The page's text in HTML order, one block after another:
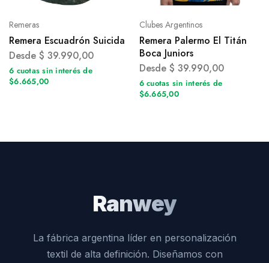
Remeras
Remera Escuadrón Suicida
Desde $ 39.990,00
6 cuotas sin interés de
$6.665,00
Clubes Argentinos
Remera Palermo El Titán
Boca Juniors
Desde $ 39.990,00
6 cuotas sin interés de
$6.665,00
Ranwey
La fábrica argentina líder en personalización
textil de alta definición. Diseñamos con